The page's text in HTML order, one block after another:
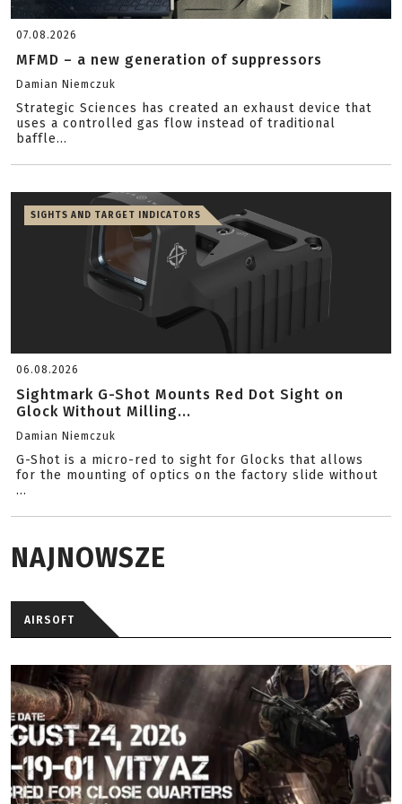
07.08.2026
MFMD – a new generation of suppressors
Damian Niemczuk
Strategic Sciences has created an exhaust device that
uses a controlled gas flow instead of traditional
baffle...
SIGHTS AND TARGET INDICATORS
06.08.2026
Sightmark G-Shot Mounts Red Dot Sight on
Glock Without Milling...
Damian Niemczuk
G-Shot is a micro-red to sight for Glocks that allows
for the mounting of optics on the factory slide without
...
NAJNOWSZE
AIRSOFT